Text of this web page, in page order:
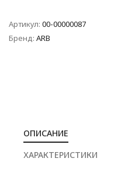
Артикул: 00-00000087
Бренд: ARB
ОПИСАНИЕ
ХАРАКТЕРИСТИКИ